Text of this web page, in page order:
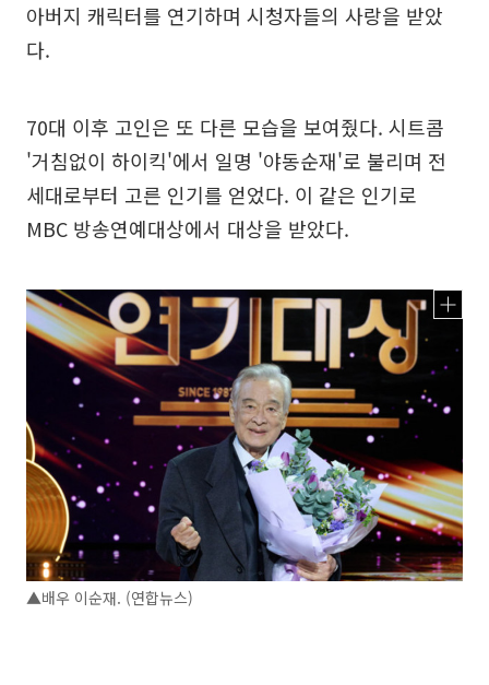
아버지 캐릭터를 연기하며 시청자들의 사랑을 받았
다.
70대 이후 고인은 또 다른 모습을 보여줬다. 시트콤
'거침없이 하이킥'에서 일명 '야동순재'로 불리며 전
세대로부터 고른 인기를 얻었다. 이 같은 인기로
MBC 방송연예대상에서 대상을 받았다.
▲배우 이순재. (연합뉴스)